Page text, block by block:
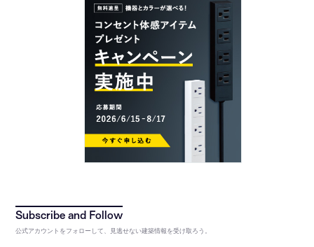
公式アカウントをフォローして、見逃せない建築情報を受け取ろう。